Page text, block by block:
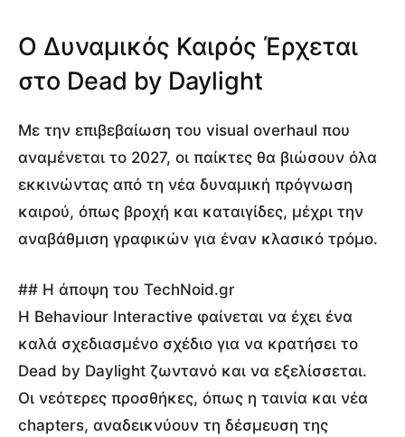
Ο Δυναμικός Καιρός Έρχεται
στο Dead by Daylight
Με την επιβεβαίωση του visual overhaul που
αναμένεται το 2027, οι παίκτες θα βιώσουν όλα
εκκινώντας από τη νέα δυναμική πρόγνωση
καιρού, όπως βροχή και καταιγίδες, μέχρι την
αναβάθμιση γραφικών για έναν κλασικό τρόμο.
## Η άποψη του TechNoid.gr
Η Behaviour Interactive φαίνεται να έχει ένα
καλά σχεδιασμένο σχέδιο για να κρατήσει το
Dead by Daylight ζωντανό και να εξελίσσεται.
Οι νεότερες προσθήκες, όπως η ταινία και νέα
chapters, αναδεικνύουν τη δέσμευση της